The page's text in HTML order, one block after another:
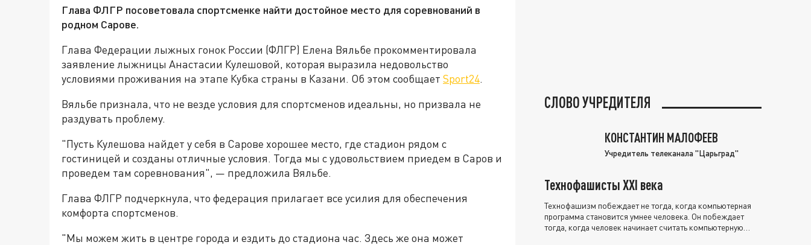
Глава ФЛГР посоветовала спортсменке найти достойное место для соревнований в
родном Сарове.
Глава Федерации лыжных гонок России (ФЛГР) Елена Вяльбе прокомментировала
заявление лыжницы Анастасии Кулешовой, которая выразила недовольство
условиями проживания на этапе Кубка страны в Казани. Об этом сообщает Sport24.
Вяльбе признала, что не везде условия для спортсменов идеальны, но призвала не
раздувать проблему.
"Пусть Кулешова найдет у себя в Сарове хорошее место, где стадион рядом с
гостиницей и созданы отличные условия. Тогда мы с удовольствием приедем в Саров и
проведем там соревнования", — предложила Вяльбе.
Глава ФЛГР подчеркнула, что федерация прилагает все усилия для обеспечения
комфорта спортсменов.
"Мы можем жить в центре города и ездить до стадиона час. Здесь же она может
СЛОВО УЧРЕДИТЕЛЯ
КОНСТАНТИН МАЛОФЕЕВ
Учредитель телеканала "Царьград"
Технофашисты XXI века
Технофашизм побеждает не тогда, когда компьютерная
программа становится умнее человека. Он побеждает
тогда, когда человек начинает считать компьютерную